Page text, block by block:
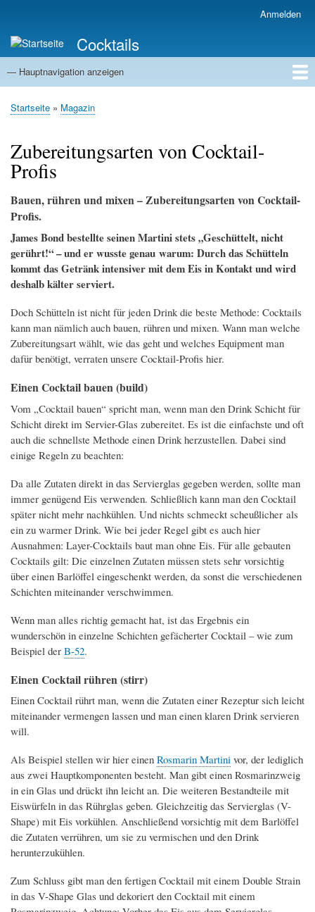
Anmelden
Cocktails
Hauptnavigation
— Hauptnavigation anzeigen
Cocktailrezepte
Magazin
Zutaten
Barlexikon
Trend-Cocktails
Tipps & Tricks
Startseite
Pfadnavigation
Startseite Magazin
Zubereitungsarten von Cocktail-
Profis
Bauen, rühren und mixen – Zubereitungsarten von Cocktail-
Profis.
James Bond bestellte seinen Martini stets „Geschüttelt, nicht
gerührt!“ – und er wusste genau warum: Durch das Schütteln
kommt das Getränk intensiver mit dem Eis in Kontakt und wird
deshalb kälter serviert.
Doch Schütteln ist nicht für jeden Drink die beste Methode: Cocktails
kann man nämlich auch bauen, rühren und mixen. Wann man welche
Zubereitungsart wählt, wie das geht und welches Equipment man
dafür benötigt, verraten unsere Cocktail-Profis hier.
Einen Cocktail bauen (build)
Vom „Cocktail bauen“ spricht man, wenn man den Drink Schicht für
Schicht direkt im Servier-Glas zubereitet. Es ist die einfachste und oft
auch die schnellste Methode einen Drink herzustellen. Dabei sind
einige Regeln zu beachten:
Da alle Zutaten direkt in das Servierglas gegeben werden, sollte man
immer genügend Eis verwenden. Schließlich kann man den Cocktail
später nicht mehr nachkühlen. Und nichts schmeckt scheußlicher als
ein zu warmer Drink. Wie bei jeder Regel gibt es auch hier
Ausnahmen: Layer-Cocktails baut man ohne Eis. Für alle gebauten
Cocktails gilt: Die einzelnen Zutaten müssen stets sehr vorsichtig
über einen Barlöffel eingeschenkt werden, da sonst die verschiedenen
Schichten miteinander verschwimmen.
Wenn man alles richtig gemacht hat, ist das Ergebnis ein
wunderschön in einzelne Schichten gefächerter Cocktail – wie zum
Beispiel der B-52.
Einen Cocktail rühren (stirr)
Einen Cocktail rührt man, wenn die Zutaten einer Rezeptur sich leicht
miteinander vermengen lassen und man einen klaren Drink servieren
will.
Als Beispiel stellen wir hier einen Rosmarin Martini vor, der lediglich
aus zwei Hauptkomponenten besteht. Man gibt einen Rosmarinzweig
in ein Glas und drückt ihn leicht an. Die weiteren Bestandteile mit
Eiswürfeln in das Rührglas geben. Gleichzeitig das Servierglas (V-
Shape) mit Eis vorkühlen. Anschließend vorsichtig mit dem Barlöffel
die Zutaten verrühren, um sie zu vermischen und den Drink
herunterzukühlen.
Zum Schluss gibt man den fertigen Cocktail mit einem Double Strain
in das V-Shape Glas und dekoriert den Cocktail mit einem